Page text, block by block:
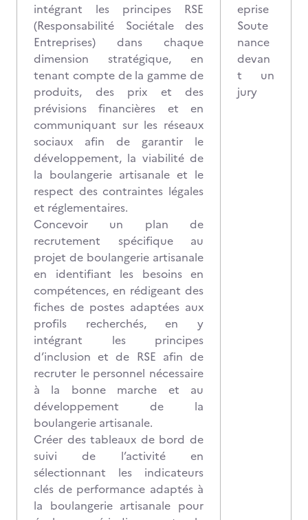
intégrant les principes RSE
(Responsabilité Sociétale des
Entreprises) dans chaque
dimension stratégique, en
tenant compte de la gamme de
produits, des prix et des
prévisions financières et en
communiquant sur les réseaux
sociaux afin de garantir le
développement, la viabilité de
la boulangerie artisanale et le
respect des contraintes légales
et réglementaires.
Concevoir un plan de
recrutement spécifique au
projet de boulangerie artisanale
en identifiant les besoins en
compétences, en rédigeant des
fiches de postes adaptées aux
profils recherchés, en y
intégrant les principes
d’inclusion et de RSE afin de
recruter le personnel nécessaire
à la bonne marche et au
développement de la
boulangerie artisanale.
Créer des tableaux de bord de
suivi de l’activité en
sélectionnant les indicateurs
clés de performance adaptés à
la boulangerie artisanale pour
eprise
Soute
nance
devan
t un
jury